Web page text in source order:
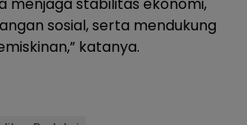
sosial, serta mendukung
katanya.